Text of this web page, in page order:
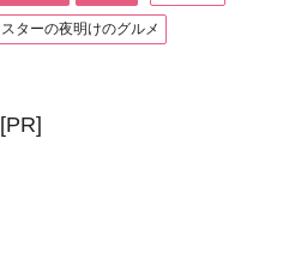
スターの夜明けのグルメ
[PR]